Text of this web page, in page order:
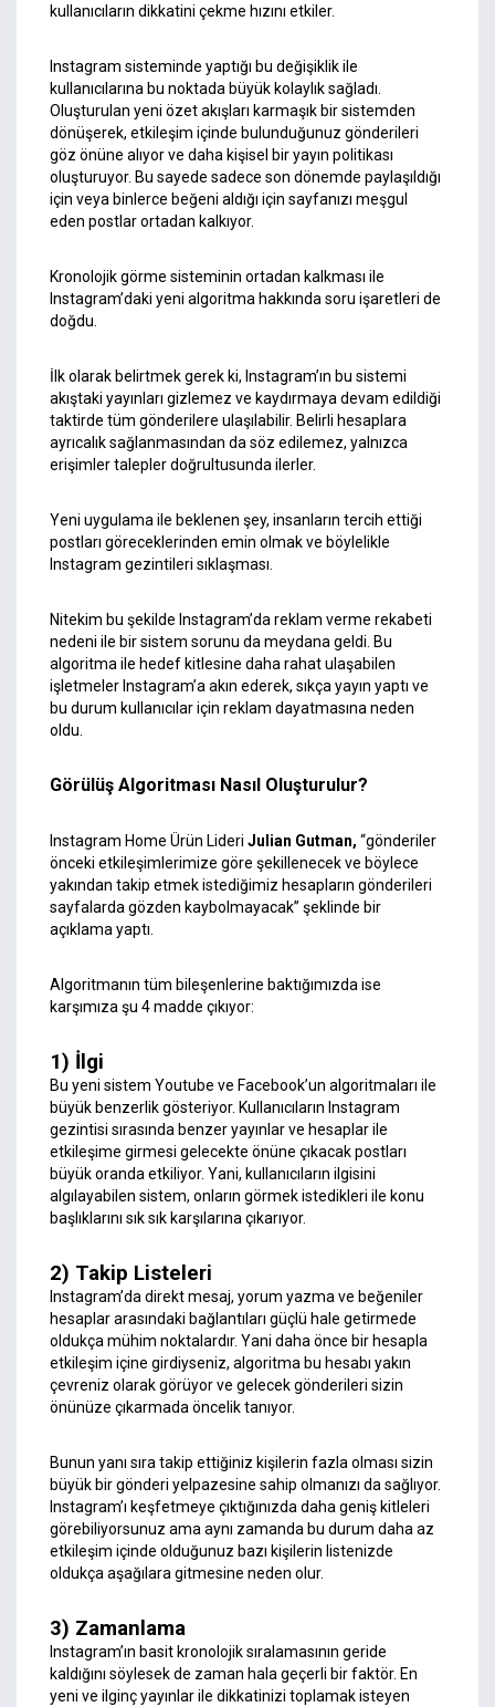
kullanıcıların dikkatini çekme hızını etkiler.
Instagram sisteminde yaptığı bu değişiklik ile
kullanıcılarına bu noktada büyük kolaylık sağladı.
Oluşturulan yeni özet akışları karmaşık bir sistemden
dönüşerek, etkileşim içinde bulunduğunuz gönderileri
göz önüne alıyor ve daha kişisel bir yayın politikası
oluşturuyor. Bu sayede sadece son dönemde paylaşıldığı
için veya binlerce beğeni aldığı için sayfanızı meşgul
eden postlar ortadan kalkıyor.
Kronolojik görme sisteminin ortadan kalkması ile
Instagram’daki yeni algoritma hakkında soru işaretleri de
doğdu.
İlk olarak belirtmek gerek ki, Instagram’ın bu sistemi
akıştaki yayınları gizlemez ve kaydırmaya devam edildiği
taktirde tüm gönderilere ulaşılabilir. Belirli hesaplara
ayrıcalık sağlanmasından da söz edilemez, yalnızca
erişimler talepler doğrultusunda ilerler.
Yeni uygulama ile beklenen şey, insanların tercih ettiği
postları göreceklerinden emin olmak ve böylelikle
Instagram gezintileri sıklaşması.
Nitekim bu şekilde Instagram’da reklam verme rekabeti
nedeni ile bir sistem sorunu da meydana geldi. Bu
algoritma ile hedef kitlesine daha rahat ulaşabilen
işletmeler Instagram’a akın ederek, sıkça yayın yaptı ve
bu durum kullanıcılar için reklam dayatmasına neden
oldu.
Görülüş Algoritması Nasıl Oluşturulur?
Instagram Home Ürün Lideri Julian Gutman, “gönderiler
önceki etkileşimlerimize göre şekillenecek ve böylece
yakından takip etmek istediğimiz hesapların gönderileri
sayfalarda gözden kaybolmayacak” şeklinde bir
açıklama yaptı.
Algoritmanın tüm bileşenlerine baktığımızda ise
karşımıza şu 4 madde çıkıyor:
1) İlgi
Bu yeni sistem Youtube ve Facebook’un algoritmaları ile
büyük benzerlik gösteriyor. Kullanıcıların Instagram
gezintisi sırasında benzer yayınlar ve hesaplar ile
etkileşime girmesi gelecekte önüne çıkacak postları
büyük oranda etkiliyor. Yani, kullanıcıların ilgisini
algılayabilen sistem, onların görmek istedikleri ile konu
başlıklarını sık sık karşılarına çıkarıyor.
2) Takip Listeleri
Instagram’da direkt mesaj, yorum yazma ve beğeniler
hesaplar arasındaki bağlantıları güçlü hale getirmede
oldukça mühim noktalardır. Yani daha önce bir hesapla
etkileşim içine girdiyseniz, algoritma bu hesabı yakın
çevreniz olarak görüyor ve gelecek gönderileri sizin
önünüze çıkarmada öncelik tanıyor.
Bunun yanı sıra takip ettiğiniz kişilerin fazla olması sizin
büyük bir gönderi yelpazesine sahip olmanızı da sağlıyor.
Instagram’ı keşfetmeye çıktığınızda daha geniş kitleleri
görebiliyorsunuz ama aynı zamanda bu durum daha az
etkileşim içinde olduğunuz bazı kişilerin listenizde
oldukça aşağılara gitmesine neden olur.
3) Zamanlama
Instagram’ın basit kronolojik sıralamasının geride
kaldığını söylesek de zaman hala geçerli bir faktör. En
yeni ve ilginç yayınlar ile dikkatinizi toplamak isteyen